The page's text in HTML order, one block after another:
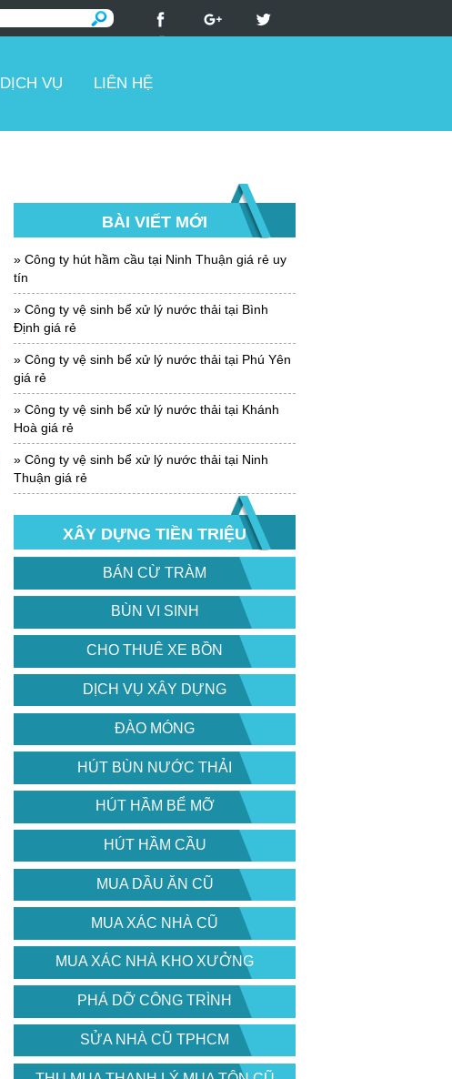
DỊCH VỤ LIÊN HỆ
BÀI VIẾT MỚI
Công ty hút hầm cầu tại Ninh Thuận giá rẻ uy
tín
Công ty vệ sinh bể xử lý nước thải tại Bình
Định giá rẻ
Công ty vệ sinh bể xử lý nước thải tại Phú Yên
giá rẻ
Công ty vệ sinh bể xử lý nước thải tại Khánh
Hoà giá rẻ
Công ty vệ sinh bể xử lý nước thải tại Ninh
Thuận giá rẻ
XÂY DỰNG TIỀN TRIỆU
BÁN CỪ TRÀM
BÙN VI SINH
CHO THUÊ XE BỒN
DỊCH VỤ XÂY DỰNG
ĐÀO MÓNG
HÚT BÙN NƯỚC THẢI
HÚT HẦM BỂ MỠ
HÚT HẦM CẦU
MUA DẦU ĂN CŨ
MUA XÁC NHÀ CŨ
MUA XÁC NHÀ KHO XƯỞNG
PHÁ DỠ CÔNG TRÌNH
SỬA NHÀ CŨ TPHCM